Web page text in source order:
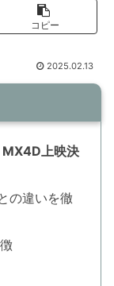
コピー
2025.02.13
MX4D上映決
の違いを徹